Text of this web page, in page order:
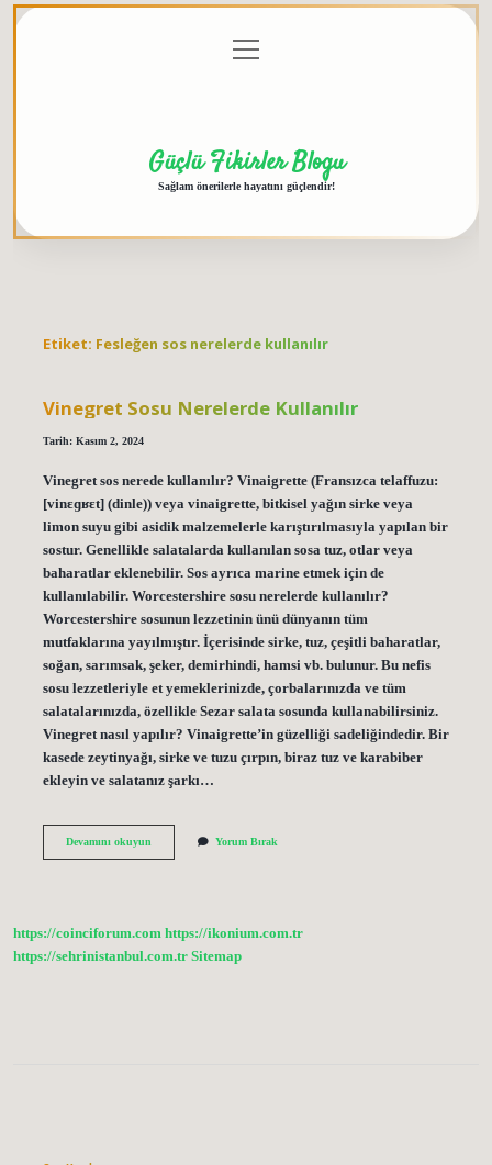
menüyü
aç
Güçlü Fikirler Blogu
Sağlam önerilerle hayatını güçlendir!
Etiket: Fesleğen sos nerelerde kullanılır
Vinegret Sosu Nerelerde Kullanılır
Tarih: Kasım 2, 2024
Vinegret sos nerede kullanılır? Vinaigrette (Fransızca telaffuzu:
[vinɛɡʁɛt] (dinle)) veya vinaigrette, bitkisel yağın sirke veya
limon suyu gibi asidik malzemelerle karıştırılmasıyla yapılan bir
sostur. Genellikle salatalarda kullanılan sosa tuz, otlar veya
baharatlar eklenebilir. Sos ayrıca marine etmek için de
kullanılabilir. Worcestershire sosu nerelerde kullanılır?
Worcestershire sosunun lezzetinin ünü dünyanın tüm
mutfaklarına yayılmıştır. İçerisinde sirke, tuz, çeşitli baharatlar,
soğan, sarımsak, şeker, demirhindi, hamsi vb. bulunur. Bu nefis
sosu lezzetleriyle et yemeklerinizde, çorbalarınızda ve tüm
salatalarınızda, özellikle Sezar salata sosunda kullanabilirsiniz.
Vinegret nasıl yapılır? Vinaigrette’in güzelliği sadeliğindedir. Bir
kasede zeytinyağı, sirke ve tuzu çırpın, biraz tuz ve karabiber
ekleyin ve salatanız şarkı…
Devamını okuyunVinegret
Yorum Bırak
https://coinciforum.com https://ikonium.com.tr
https://sehrinistanbul.com.tr Sitemap